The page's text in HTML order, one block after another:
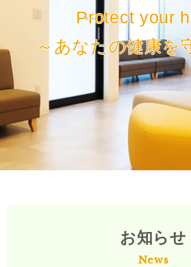
Protect your
～あなたの健康を
お知らせ
News